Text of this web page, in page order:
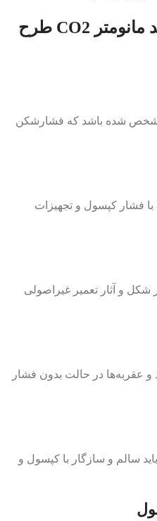
نکات مهم پیش از خرید مانومتر CO2 طرح
شده باشد که فشارشکن
فشار کپسول و تجهیزات
شکل و آثار تعمیر غیراصولی
و عقربه‌ها در حالت بدون فشار
سالم و سازگار با کپسول و